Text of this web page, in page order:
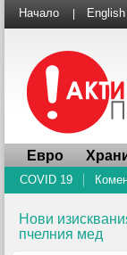
Начало English
Евро
COVID 19
Нови
пчелния мед